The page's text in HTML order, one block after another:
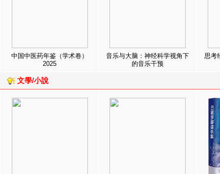
中国中医药年鉴（学术卷）
2025
音乐与大脑：神经科学视角下
的音乐干预
思考
文學/小說